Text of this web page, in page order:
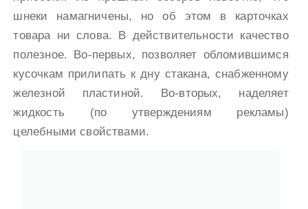
шнеки намагничены, но об этом в карточках
товара ни слова. В действительности качество
полезное. Во-первых, позволяет обломившимся
кусочкам прилипать к дну стакана, снабженному
железной пластиной. Во-вторых, наделяет
жидкость (по утверждениям рекламы)
целебными свойствами.